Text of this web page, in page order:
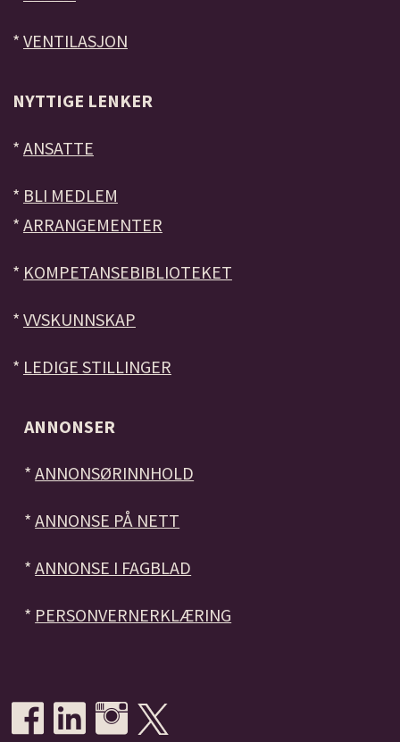
* VENTILASJON
NYTTIGE LENKER
* ANSATTE
* BLI MEDLEM
* ARRANGEMENTER
* KOMPETANSEBIBLIOTEKET
* VVSKUNNSKAP
* LEDIGE STILLINGER
ANNONSER
*ANNONSØRINNHOLD
*ANNONSE PÅ NETT
*ANNONSE I FAGBLAD
* PERSONVERNERKLÆRING